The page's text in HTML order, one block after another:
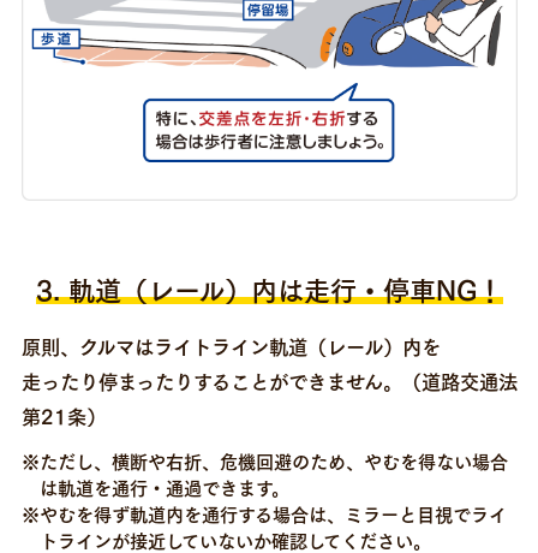
3. 軌道（レール）内は走行・停車NG！
原則、クルマはライトライン軌道（レール）内を
走ったり停まったりすることができません。（道路交通法
第21条）
※ただし、横断や右折、危機回避のため、やむを得ない場合
は軌道を通行・通過できます。
※やむを得ず軌道内を通行する場合は、ミラーと目視でライ
トラインが接近していないか確認してください。